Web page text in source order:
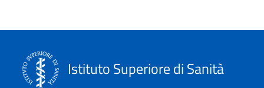
Istituto Superiore di Sanità